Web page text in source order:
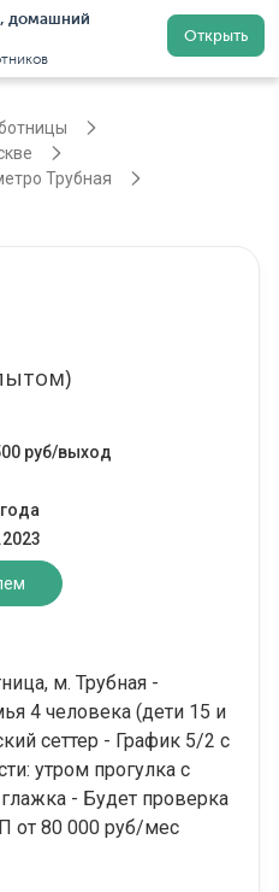
домашний
Открыть
Регистрация
Трубная
руб/выход
м. Трубная -
4 человека (дети 15 и
сеттер - График 5/2 с
утром прогулка с
глажка - Будет проверка
от 80 000 руб/мес